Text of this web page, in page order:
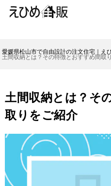
愛媛県松山市で自由設計の注文住宅｜え
土間収納とは？その特徴とおすすめ間取
土間収納とは？そ
取りをご紹介